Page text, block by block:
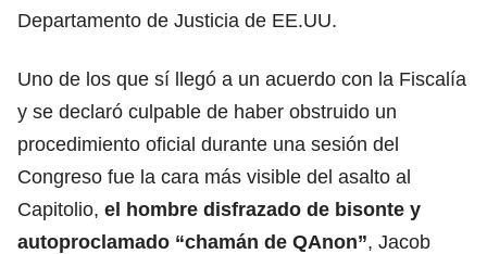
Departamento de Justicia de EE.UU.
Uno de los que sí llegó a un acuerdo con la Fiscalía
y se declaró culpable de haber obstruido un
procedimiento oficial durante una sesión del
Congreso fue la cara más visible del asalto al
Capitolio, el hombre disfrazado de bisonte y
autoproclamado “chamán de QAnon”, Jacob